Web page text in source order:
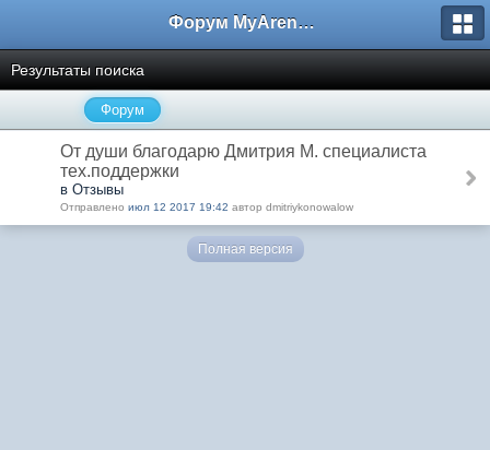
Форум MyArena.ru
Результаты поиска
Форум
От души благодарю Дмитрия М. специалиста
тех.поддержки
в Отзывы
Отправлено июл 12 2017 19:42 автор dmitriykonowalow
Полная версия